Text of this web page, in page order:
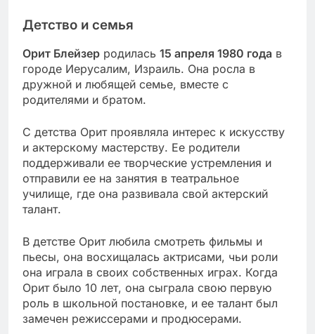
Детство и семья
Орит Блейзер родилась 15 апреля 1980 года в
городе Иерусалим, Израиль. Она росла в
дружной и любящей семье, вместе с
родителями и братом.
С детства Орит проявляла интерес к искусству
и актерскому мастерству. Ее родители
поддерживали ее творческие устремления и
отправили ее на занятия в театральное
училище, где она развивала свой актерский
талант.
В детстве Орит любила смотреть фильмы и
пьесы, она восхищалась актрисами, чьи роли
она играла в своих собственных играх. Когда
Орит было 10 лет, она сыграла свою первую
роль в школьной постановке, и ее талант был
замечен режиссерами и продюсерами.